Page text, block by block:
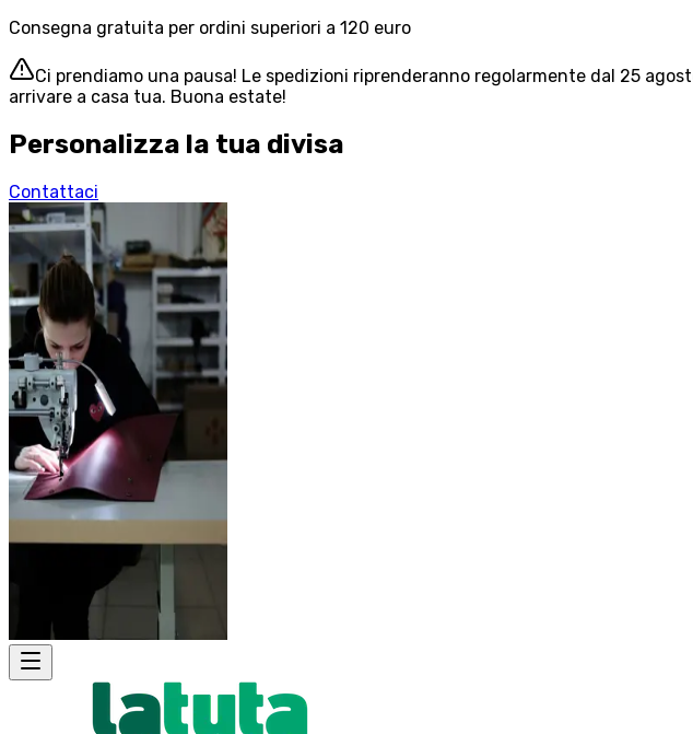
Consegna gratuita per ordini superiori a 120 euro
Ci prendiamo una pausa! Le spedizioni riprenderanno regolarmente dal 25
arrivare a casa tua. Buona estate!
Personalizza la tua divisa
Contattaci